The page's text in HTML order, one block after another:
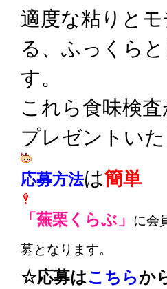
適度な粘りと
る、ふっくら
す。
これら食味検
プレゼントい
応募方法は簡単
「蕪栗くらぶ」
に会
募となります。
☆応募はこちらか